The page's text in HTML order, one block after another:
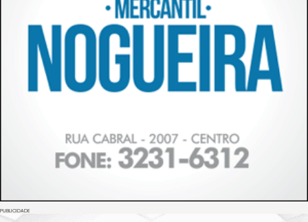
PUBLICIDADE